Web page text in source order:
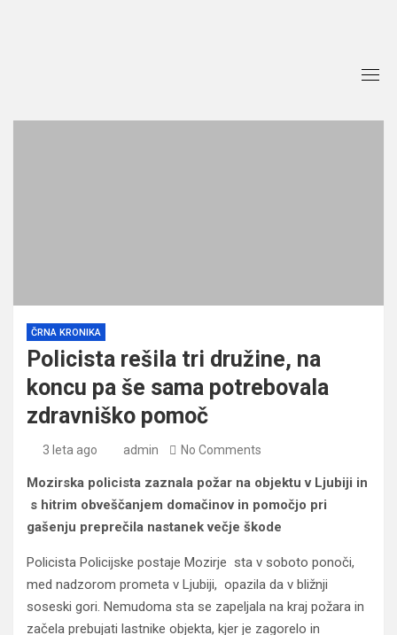
ČRNA KRONIKA
Policista rešila tri družine, na
koncu pa še sama potrebovala
zdravniško pomoč
3 leta ago admin No Comments
Mozirska policista zaznala požar na objektu v Ljubiji in
s hitrim obveščanjem domačinov in pomočjo pri
gašenju preprečila nastanek večje škode
Policista Policijske postaje Mozirje sta v soboto ponoči,
med nadzorom prometa v Ljubiji, opazila da v bližnji
soseski gori. Nemudoma sta se zapeljala na kraj požara in
začela prebujati lastnike objekta, kjer je zagorelo in